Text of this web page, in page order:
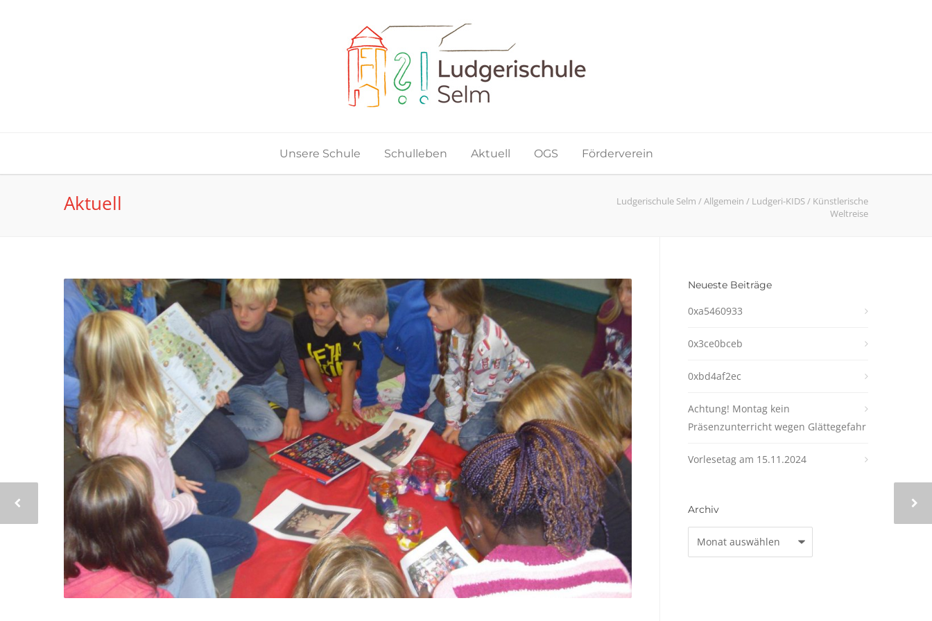
Unsere Schule Schulleben Aktuell OGS Förderverein
Aktuell Ludgerischule Selm /Allgemein / Ludgeri-KIDS/ Künstlerische
Weltreise
Neueste Beiträge
0xa5460933
0x3ce0bceb
0xbd4af2ec
Achtung! Montag kein
Präsenzunterricht wegen Glättegefahr
Vorlesetag am 15.11.2024
Archiv